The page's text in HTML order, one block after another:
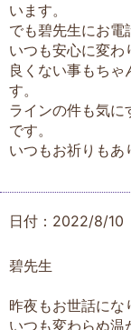
います。
でも碧先生にお電
いつも安心に変わ
良くない事もちゃ
す。
ラインの件も気に
です。
いつもお祈りもあ
日付：2022/8/10
碧先生
昨夜もお世話にな
いつも変わらぬ温